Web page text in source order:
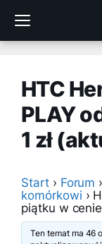
treści
HTC
PLAY
1 zł
Start › Forum ›
komórkowi ›
piątku w
Ten temat ma 46